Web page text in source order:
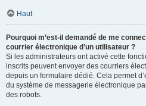
Haut
Pourquoi m’est-il demandé de me
courrier électronique d’un utilisateur ?
Si les administrateurs ont activé cette
inscrits peuvent envoyer des courriers
depuis un formulaire dédié. Cela permet
du système de messagerie électronique
des robots.